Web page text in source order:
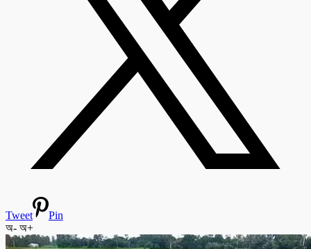
Tweet
Pin
অ- অ+